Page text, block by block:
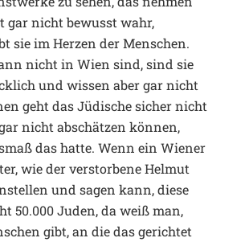
gar nicht bewusst wahr,
sie im Herzen der Menschen.
nicht in Wien sind, sind sie
und wissen aber gar nicht
geht das Jüdische sicher nicht
nicht abschätzen können,
das hatte. Wenn ein Wiener
wie der verstorbene Helmut
und sagen kann, diese
50.000 Juden, da weiß man,
gibt, an die das gerichtet